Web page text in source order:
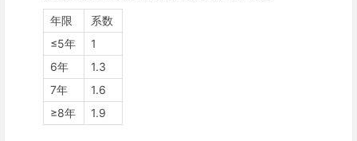
年限
系数
≤5年
1
6年
1.3
7年
1.6
≥8年
1.9